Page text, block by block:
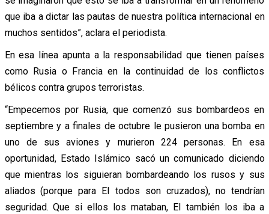
que iba a dictar las pautas de nuestra política internacional en
muchos sentidos”, aclara el periodista.
En esa línea apunta a la responsabilidad que tienen países
como Rusia o Francia en la continuidad de los conflictos
bélicos contra grupos terroristas.
“Empecemos por Rusia, que comenzó sus bombardeos en
septiembre y a finales de octubre le pusieron una bomba en
uno de sus aviones y murieron 224 personas. En esa
oportunidad, Estado Islámico sacó un comunicado diciendo
que mientras los siguieran bombardeando los rusos y sus
aliados (porque para EI todos son cruzados), no tendrían
seguridad. Que si ellos los mataban, EI también los iba a